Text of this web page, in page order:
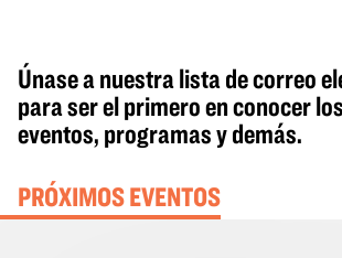
Únase a nuestra lista de correo
para ser el primero en conocer
eventos, programas y demás.
PRÓXIMOS EVENTOS